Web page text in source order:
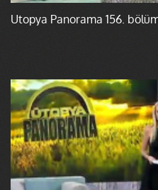
Ütopya Panorama 156.